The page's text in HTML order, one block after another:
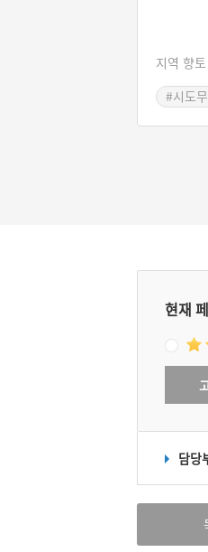
지역 향
#시도
현재
담당